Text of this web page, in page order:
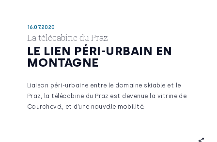
16.07.2020
La télécabine du Praz
LE LIEN PÉRI-URBAIN EN
MONTAGNE
Liaison péri-urbaine entre le domaine skiable et le
Praz, la télécabine du Praz est devenue la vitrine de
Courchevel, et d’une nouvelle mobilité.